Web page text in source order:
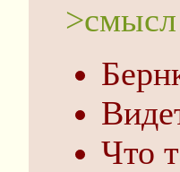
Что